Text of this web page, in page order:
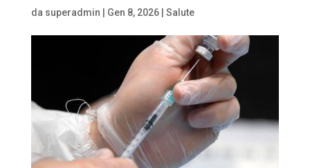
da superadmin Gen 8, 2026| Salute